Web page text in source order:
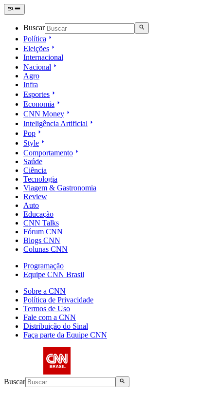
Buscar
Política
Eleições
Internacional
Nacional
Agro
Infra
Esportes
Economia
CNN Money
Inteligência Artificial
Pop
Style
Comportamento
Saúde
Ciência
Tecnologia
Viagem & Gastronomia
Review
Auto
Educação
CNN Talks
Fórum CNN
Blogs CNN
Colunas CNN
Programação
Equipe CNN Brasil
Sobre a CNN
Política de Privacidade
Termos de Uso
Fale com a CNN
Distribuição do Sinal
Faça parte da Equipe CNN
Buscar